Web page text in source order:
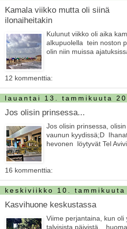
Kamala viikko mutta oli siinä
ilonaiheitakin
Kulunut viikko oli aika
alkupuolella tein noston
olin niin muissa
12 kommenttia:
lauantai 13. tammikuuta
Jos olisin prinsessa...
Jos olisin prinsessa,
vaunun kyydissä;D
hevonen löytyvät Tel
16 kommenttia:
keskiviikko 10. tammikuuta
Kasvihuone keskustassa
Viime perjantaina, kun oli
talvisista päivistä,